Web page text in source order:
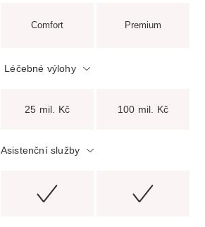
Comfort Premium
Léčebné výlohy
25 mil. Kč 100 mil. Kč
Asistenční služby